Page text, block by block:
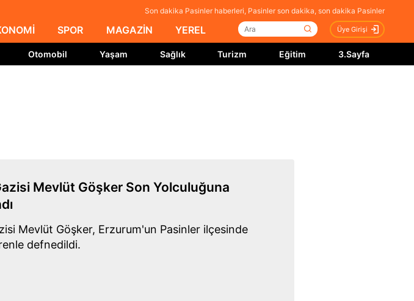
Son dakika Pasinler haberleri, Pasinler son dakika, son dakika Pasinler
SPOR MAGAZİN YEREL Üye Girişi
Otomobil Yaşam Sağlık Turizm Eğitim 3.Sayfa
Mevlüt Göşker Son Yolculuğuna
Mevlüt Göşker, Erzurum'un Pasinler ilçesinde
defnedildi.